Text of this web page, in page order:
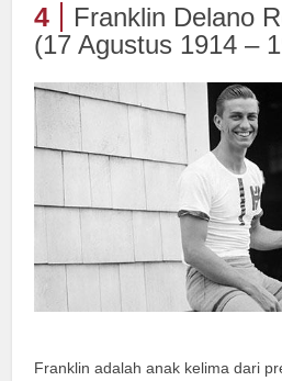
4
Franklin Delano
(17 Agustus 1914 –
Franklin adalah anak kelima dari